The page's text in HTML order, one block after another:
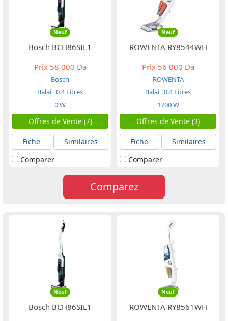
Neuf
Bosch BCH86SIL1
Prix58 000 Da
Bosch
Balai 0.4 Litres
0 W
Offres de Vente (7)
Fiche
Similaires
Comparer
Neuf
ROWENTA RY8544WH
Prix56 000 Da
ROWENTA
Balai 0.4 Litres
1700 W
Offres de Vente (3)
Fiche
Similaires
Comparer
Comparez
Neuf
Bosch BCH86SIL1
Neuf
ROWENTA RY8561WH